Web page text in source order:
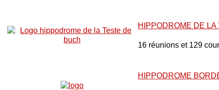
HIPPODROME DE LA
16 réunions et 129
HIPPODROME